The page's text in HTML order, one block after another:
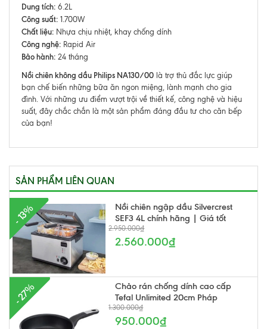
Dung tích: 6.2L
Công suất: 1.700W
Chất liệu: Nhựa chịu nhiệt, khay chống dính
Công nghệ: Rapid Air
Bảo hành: 24 tháng
Nồi chiên không dầu Philips NA130/00 là trợ thủ đắc lực giúp
bạn chế biến những bữa ăn ngon miệng, lành mạnh cho gia
đình. Với những ưu điểm vượt trội về thiết kế, công nghệ và hiệu
suất, đây chắc chắn là một sản phẩm đáng đầu tư cho căn bếp
của bạn!
SẢN PHẨM LIÊN QUAN
- 13%
Nồi chiên ngập dầu Silvercrest
SEF3 4L chính hãng | Giá tốt
2.950.000₫
2.560.000₫
- 27%
Chảo rán chống dính cao cấp
Tefal Unlimited 20cm Pháp
1.300.000₫
950.000₫